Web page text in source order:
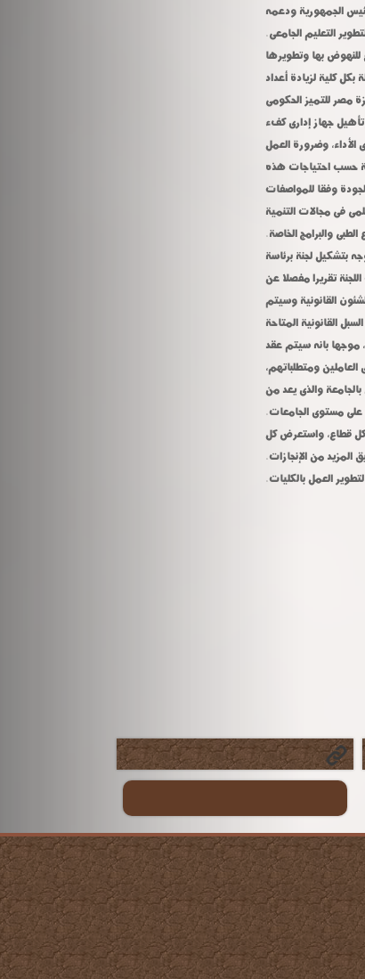
الجمهورية ودعمه
التعليم الجامعى.
بها وتطويرها
كلية لزيادة أعداد
مصر للتميز الحكومى
جهاز إدارى كفء
الأداء، وضرورة العمل
حسب احتياجات هذه
وفقا للمواصفات
فى مجالات التنمية
والبرامج الخاصة.
بتشكيل لجنة برئاسة
تقريرا مفصلا عن
القانونية وسيتم
القانونية المتاحة
موجها بانه سيتم عقد
ومتطلباتهم،
والذى يعد من
على مستوى الجامعات.
كل قطاع، واستعرض كل
المزيد من الإنجازات.
العمل بالكليات.